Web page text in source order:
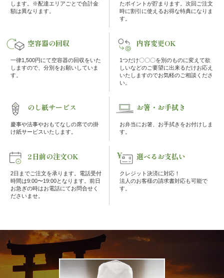
堂
こ
だ
り
文
方
達
エ
します。※配達エリアごとで合計金
額は異なります。
たポイントが貯まります。次回ご注文
時に割引に使えるお得な特典になりま
す。
空容器の回収
一律1,500円にて空容器の回収をいた
しますので、分別をお願いしていま
す。
内容変更OK
1つだけ〇〇〇を別のものに変えて欲
しいなどのご要望に出来るだけお応え
いたしますのでお気軽のご相談くださ
い。
のし紙サービス
慶事や法事やおもてなしの席での掛
け紙サービスいたします。
お箸・お手拭き
お弁当にお箸、お手拭きをお付けしま
す。
2日前の注文OK
2日までご注文を承ります。電話受付
時間は9:00〜19:00となります。前日
お急ぎの時はお電話にてお問合せく
ださいませ。
選べるお支払い
クレジット決済に対応！
法人のお客様の請求書対応も可能で
す。